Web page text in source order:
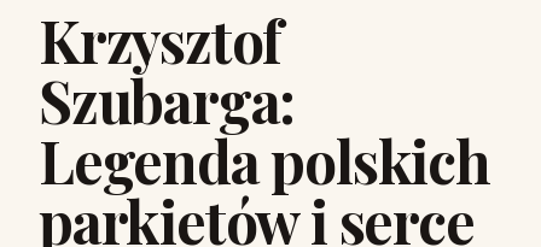
Krzysztof
Szubarga:
Legenda polskich
parkietów i serce